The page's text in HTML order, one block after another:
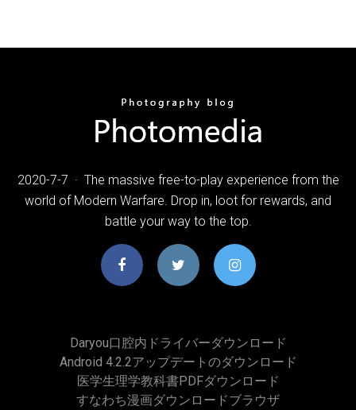
2020-7-7 · The massive free-to-play experience from the
world of Modern Warfare. Drop in, loot for rewards, and
battle your way to the top.
Daryou口腔内ドライバーダウンロード
Android 4.2.2アップデートのダウンロード
医学生理学教科書PDFダウンロード
すなわち漫画ダウンロードブラウザ